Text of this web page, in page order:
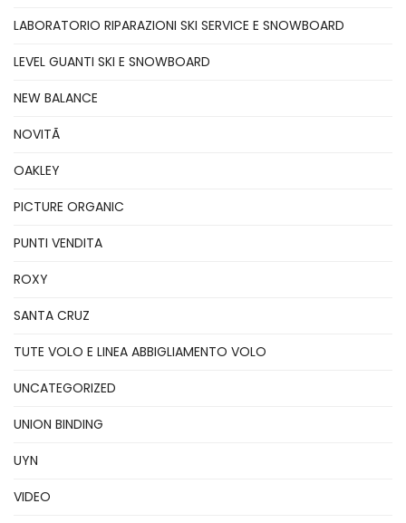
LABORATORIO RIPARAZIONI SKI SERVICE E SNOWBOARD
LEVEL GUANTI SKI E SNOWBOARD
NEW BALANCE
NOVITÃ
OAKLEY
PICTURE ORGANIC
PUNTI VENDITA
ROXY
SANTA CRUZ
TUTE VOLO E LINEA ABBIGLIAMENTO VOLO
UNCATEGORIZED
UNION BINDING
UYN
VIDEO